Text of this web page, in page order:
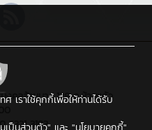
งคลล้านนา : 128 ถ.ห้วยแก้ว
5321 3183
ศ เราใช้คุกกี้เพื่อให้ท่านได้รับ